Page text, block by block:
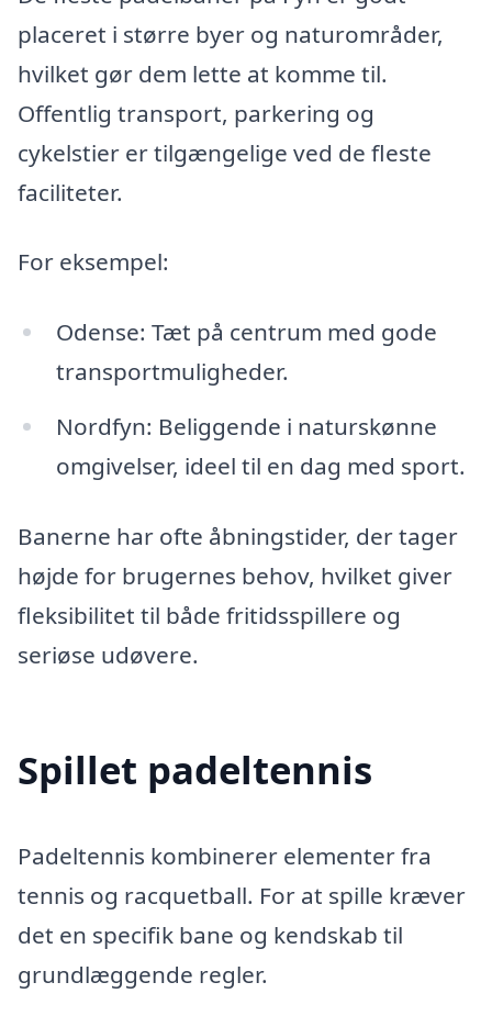
placeret i større byer og naturområder,
hvilket gør dem lette at komme til.
Offentlig transport, parkering og
cykelstier er tilgængelige ved de fleste
faciliteter.
For eksempel:
Odense: Tæt på centrum med gode
transportmuligheder.
Nordfyn: Beliggende i naturskønne
omgivelser, ideel til en dag med sport.
Banerne har ofte åbningstider, der tager
højde for brugernes behov, hvilket giver
fleksibilitet til både fritidsspillere og
seriøse udøvere.
Spillet padeltennis
Padeltennis kombinerer elementer fra
tennis og racquetball. For at spille kræver
det en specifik bane og kendskab til
grundlæggende regler.